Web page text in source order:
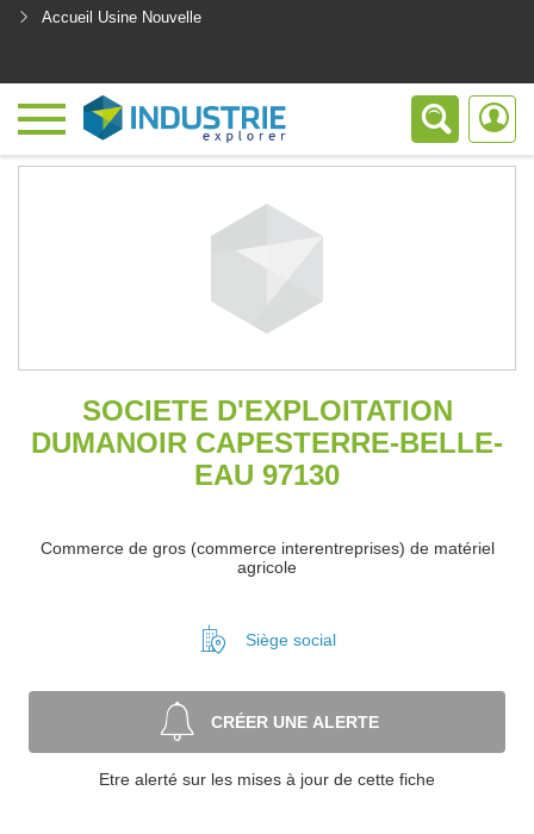
Accueil Usine Nouvelle
SOCIETE D'EXPLOITATION
DUMANOIR CAPESTERRE-BELLE-
EAU 97130
Commerce de gros (commerce interentreprises) de matériel
agricole
Siège social
CRÉER UNE ALERTE
Etre alerté sur les mises à jour de cette fiche